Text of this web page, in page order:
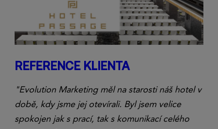
REFERENCE KLIENTA
"Evolution Marketing měl na starosti náš hotel v
době, kdy jsme jej otevírali. Byl jsem velice
spokojen jak s prací, tak s komunikací celého